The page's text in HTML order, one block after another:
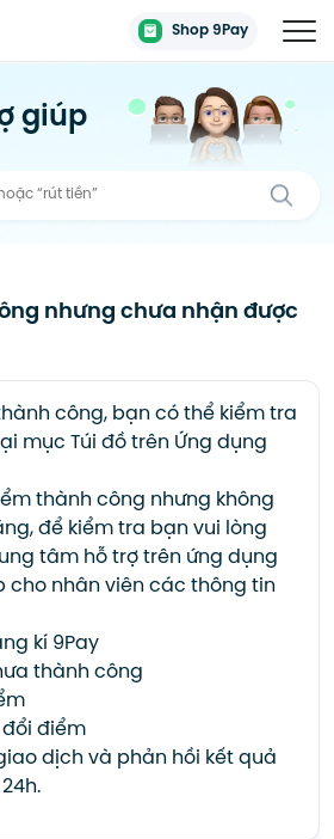
Shop 9Pay
giúp
nhưng chưa nhận được
công, bạn có thể kiểm tra
mục Túi đồ trên Ứng dụng
thành công nhưng không
để kiểm tra bạn vui lòng
tâm hỗ trợ trên ứng dụng
cho nhân viên các thông tin
kí 9Pay
thành công
điểm
dịch và phản hồi kết quả